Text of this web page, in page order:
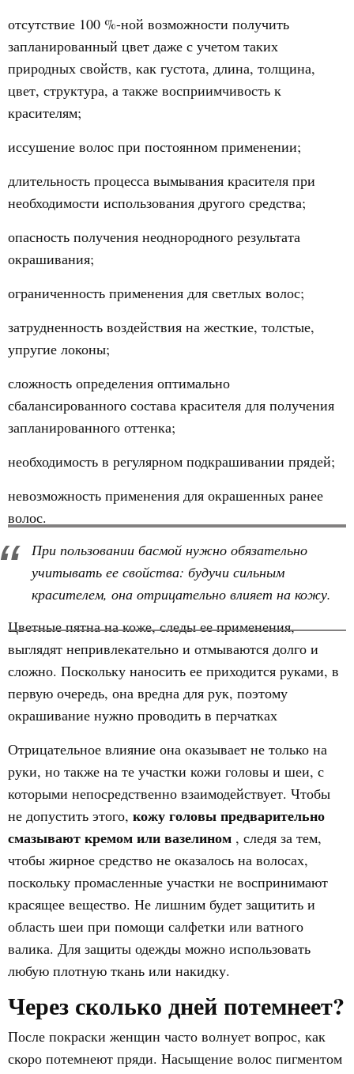
отсутствие 100 %-ной возможности получить
запланированный цвет даже с учетом таких
природных свойств, как густота, длина, толщина,
цвет, структура, а также восприимчивость к
красителям;
иссушение волос при постоянном применении;
длительность процесса вымывания красителя при
необходимости использования другого средства;
опасность получения неоднородного результата
окрашивания;
ограниченность применения для светлых волос;
затрудненность воздействия на жесткие, толстые,
упругие локоны;
сложность определения оптимально
сбалансированного состава красителя для получения
запланированного оттенка;
необходимость в регулярном подкрашивании прядей;
невозможность применения для окрашенных ранее
волос.
При пользовании басмой нужно обязательно
учитывать ее свойства: будучи сильным
красителем, она отрицательно влияет на кожу.
Цветные пятна на коже, следы ее применения,
выглядят непривлекательно и отмываются долго и
сложно. Поскольку наносить ее приходится руками, в
первую очередь, она вредна для рук, поэтому
окрашивание нужно проводить в перчатках
Отрицательное влияние она оказывает не только на
руки, но также на те участки кожи головы и шеи, с
которыми непосредственно взаимодействует. Чтобы
не допустить этого, кожу головы предварительно
смазывают кремом или вазелином , следя за тем,
чтобы жирное средство не оказалось на волосах,
поскольку промасленные участки не воспринимают
красящее вещество. Не лишним будет защитить и
область шеи при помощи салфетки или ватного
валика. Для защиты одежды можно использовать
любую плотную ткань или накидку.
Через сколько дней потемнеет?
После покраски женщин часто волнует вопрос, как
скоро потемнеют пряди. Насыщение волос пигментом